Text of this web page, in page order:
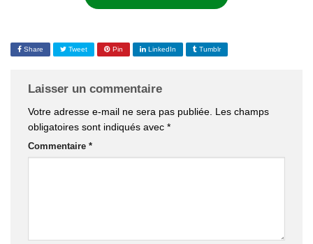
Share Tweet Pin LinkedIn Tumblr
Laisser un commentaire
Votre adresse e-mail ne sera pas publiée. Les champs
obligatoires sont indiqués avec *
Commentaire *